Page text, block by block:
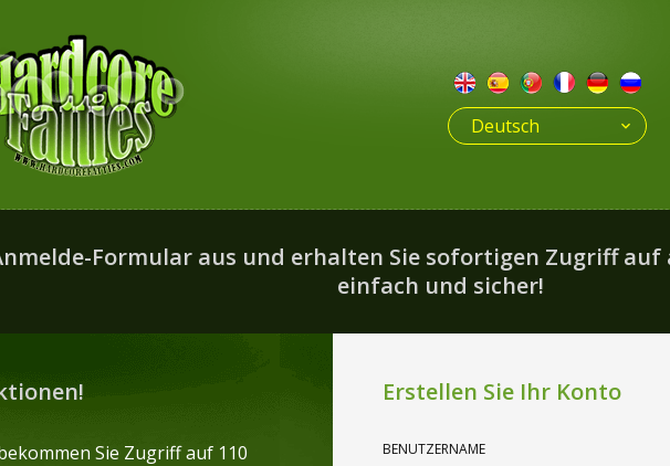
Deutsch
Formular aus und erhalten Sie sofortigen Zugriff
einfach und sicher!
Erstellen Sie Ihr Konto
BENUTZERNAME
Sie Zugriff auf 110